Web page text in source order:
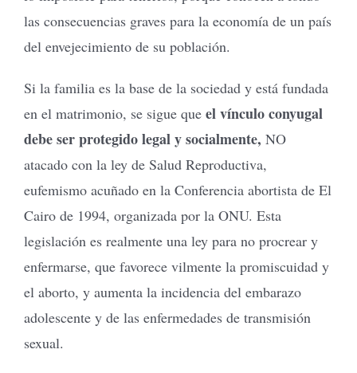
las consecuencias graves para la economía de un país
del envejecimiento de su población.
Si la familia es la base de la sociedad y está fundada
en el matrimonio, se sigue que el vínculo conyugal
debe ser protegido legal y socialmente, NO
atacado con la ley de Salud Reproductiva,
eufemismo acuñado en la Conferencia abortista de El
Cairo de 1994, organizada por la ONU. Esta
legislación es realmente una ley para no procrear y
enfermarse, que favorece vilmente la promiscuidad y
el aborto, y aumenta la incidencia del embarazo
adolescente y de las enfermedades de transmisión
sexual.